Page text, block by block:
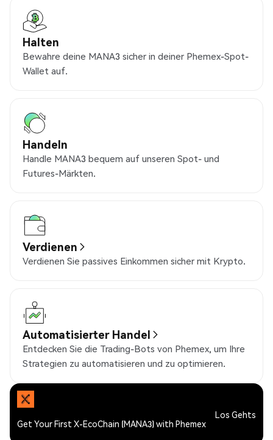
Halten
Bewahre deine MANA3 sicher in deiner Phemex-Spot-
Wallet auf.
Handeln
Handle MANA3 bequem auf unseren Spot- und
Futures-Märkten.
Verdienen
Verdienen Sie passives Einkommen sicher mit Krypto.
Automatisierter Handel
Entdecken Sie die Trading-Bots von Phemex, um Ihre
Strategien zu automatisieren und zu optimieren.
Get Your First X-EcoChain (MANA3) with Phemex
Los Gehts